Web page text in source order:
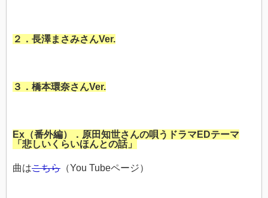
２．長澤まさみさんVer.
３．橋本環奈さんVer.
Ex（番外編）．原田知世さんの唄うドラマEDテーマ
「悲しいくらいほんとの話」
曲はこちら （You Tubeページ）